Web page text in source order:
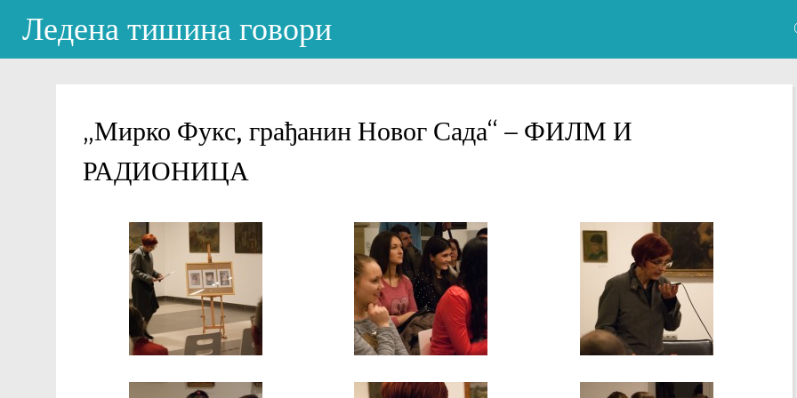
Ледена тишина говори
„Мирко Фукс, грађанин Новог Сада“ – ФИЛМ И
РАДИОНИЦА